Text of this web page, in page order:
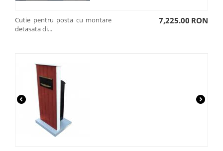
Cutie pentru posta cu montare
detasata di...
7,225.00 RON